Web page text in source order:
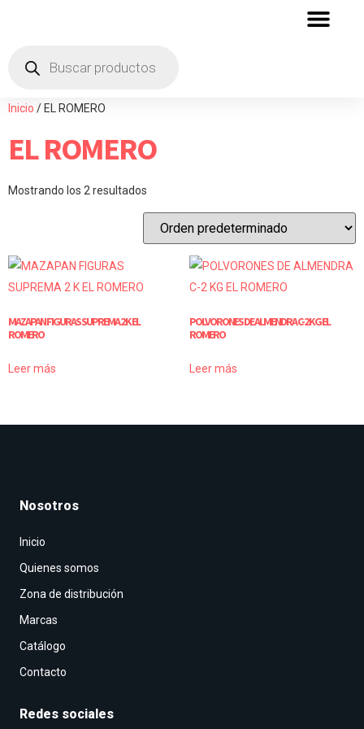
Inicio / EL ROMERO
EL ROMERO
Mostrando los 2 resultados
MAZAPAN FIGURAS SUPREMA 2 K EL
ROMERO
Leer más
POLVORONES DE ALMENDRA C-2 KG EL
ROMERO
Leer más
Nosotros
Inicio
Quienes somos
Zona de distribución
Marcas
Catálogo
Contacto
Redes sociales